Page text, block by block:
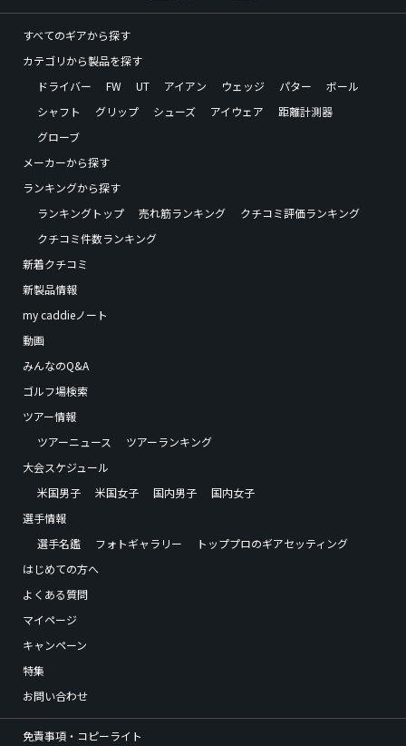
すべてのギアから探す
カテゴリから製品を探す
ドライバー
FW UT アイアン ウェッジ パター
ボール
シャフト
グリップ シューズ アイウェア
距離計測器
グローブ
メーカーから探す
ランキングから探す
ランキングトップ
売れ筋ランキング
クチコミ評価ランキング
クチコミ件数ランキング
新着クチコミ
新製品情報
my caddieノート
動画
みんなのQ&A
ゴルフ場検索
ツアー情報
ツアーニュース
ツアーランキング
大会スケジュール
米国男子
米国女子 国内男子
国内女子
選手情報
選手名鑑
フォトギャラリー
トッププロのギアセッティング
はじめての方へ
よくある質問
マイページ
キャンペーン
特集
お問い合わせ
免責事項・コピーライト